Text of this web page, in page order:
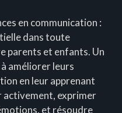
en communication :
dans toute
parents et enfants. Un
améliorer leurs
en leur apprenant
activement, exprimer
et résoudre